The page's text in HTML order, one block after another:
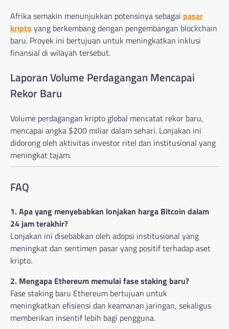
Afrika semakin menunjukkan potensinya sebagai pasar
kripto yang berkembang dengan pengembangan blockchain
baru. Proyek ini bertujuan untuk meningkatkan inklusi
finansial di wilayah tersebut.
Laporan Volume Perdagangan Mencapai
Rekor Baru
Volume perdagangan kripto global mencatat rekor baru,
mencapai angka $200 miliar dalam sehari. Lonjakan ini
didorong oleh aktivitas investor ritel dan institusional yang
meningkat tajam.
FAQ
1. Apa yang menyebabkan lonjakan harga Bitcoin dalam
24 jam terakhir?
Lonjakan ini disebabkan oleh adopsi institusional yang
meningkat dan sentimen pasar yang positif terhadap aset
kripto.
2. Mengapa Ethereum memulai fase staking baru?
Fase staking baru Ethereum bertujuan untuk
meningkatkan efisiensi dan keamanan jaringan, sekaligus
memberikan insentif lebih bagi pengguna.